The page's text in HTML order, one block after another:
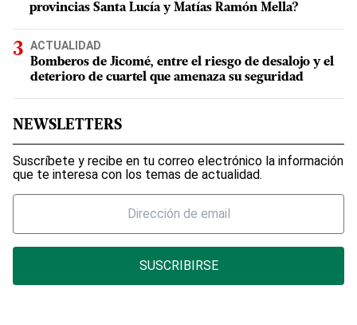
provincias Santa Lucía y Matías Ramón Mella?
ACTUALIDAD
Bomberos de Jicomé, entre el riesgo de desalojo y el
deterioro de cuartel que amenaza su seguridad
NEWSLETTERS
Suscríbete y recibe en tu correo electrónico la información
que te interesa con los temas de actualidad.
SUSCRIBIRSE